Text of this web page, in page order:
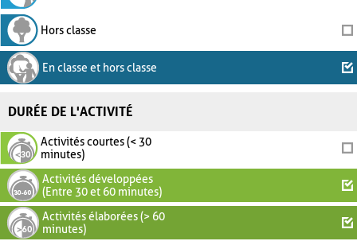
Hors classe
En classe et hors classe
DURÉE DE L'ACTIVITÉ
Activités courtes (< 30
minutes)
Activités développées
(Entre 30 et 60 minutes)
Activités élaborées (> 60
minutes)